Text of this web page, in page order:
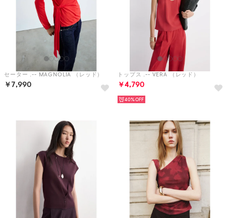
セーター .-- MAGNOLIA （レッド）
￥7,990
トップス .-- VERA （レッド）
￥4,790
40%